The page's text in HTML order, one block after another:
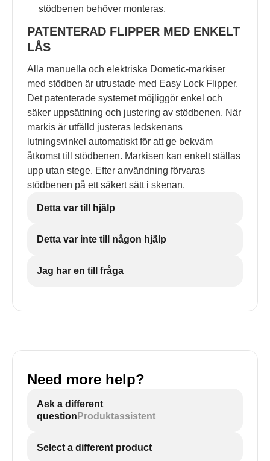
stödbenen behöver monteras.
PATENTERAD FLIPPER MED ENKELT
LÅS
Alla manuella och elektriska Dometic-markiser
med stödben är utrustade med Easy Lock Flipper.
Det patenterade systemet möjliggör enkel och
säker uppsättning och justering av stödbenen. När
markis är utfälld justeras ledskenans
lutningsvinkel automatiskt för att ge bekväm
åtkomst till stödbenen. Markisen kan enkelt ställas
upp utan stege. Efter användning förvaras
stödbenen på ett säkert sätt i skenan.
Detta var till hjälp
Detta var inte till någon hjälp
Jag har en till fråga
Need more help?
Ask a different
question Produktassistent
Select a different product